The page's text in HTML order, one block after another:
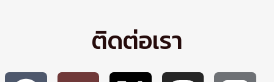
ติดต่อเรา